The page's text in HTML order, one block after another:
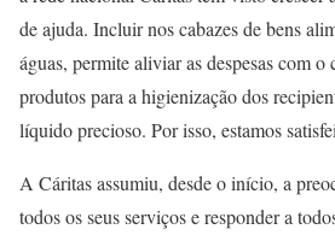
de ajuda. Incluir nos cabazes de bens
águas, permite aliviar as despesas com o
produtos para a higienização dos
líquido precioso. Por isso, estamos
A Cáritas assumiu, desde o início, a
todos os seus serviços e responder a